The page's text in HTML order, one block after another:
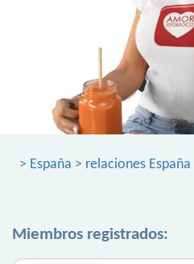
> España > relaciones España
Miembros registrados: